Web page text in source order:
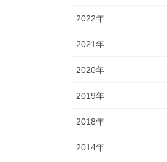
2022年
2021年
2020年
2019年
2018年
2014年